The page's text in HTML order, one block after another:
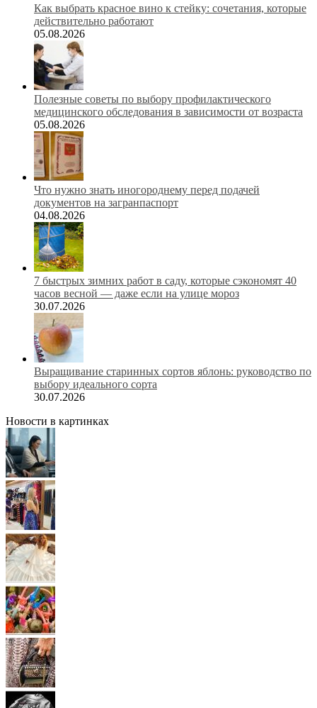
Как выбрать красное вино к стейку: сочетания, которые
действительно работают
05.08.2026
Полезные советы по выбору профилактического
медицинского обследования в зависимости от возраста
05.08.2026
Что нужно знать иногороднему перед подачей
документов на загранпаспорт
04.08.2026
7 быстрых зимних работ в саду, которые сэкономят 40
часов весной — даже если на улице мороз
30.07.2026
Выращивание старинных сортов яблонь: руководство по
выбору идеального сорта
30.07.2026
Новости в картинках